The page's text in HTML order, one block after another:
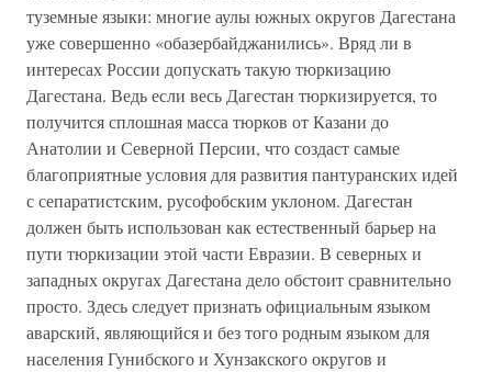
туземные языки: многие аулы южных округов Дагестана
уже совершенно «обазербайджанились». Вряд ли в
интересах России допускать такую тюркизацию
Дагестана. Ведь если весь Дагестан тюркизируется, то
получится сплошная масса тюрков от Казани до
Анатолии и Северной Персии, что создаст самые
благоприятные условия для развития пантуранских идей
с сепаратистским, русофобским уклоном. Дагестан
должен быть использован как естественный барьер на
пути тюркизации этой части Евразии. В северных и
западных округах Дагестана дело обстоит сравнительно
просто. Здесь следует признать официальным языком
аварский, являющийся и без того родным языком для
населения Гунибского и Хунзакского округов и